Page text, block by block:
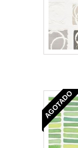
AGOTADO